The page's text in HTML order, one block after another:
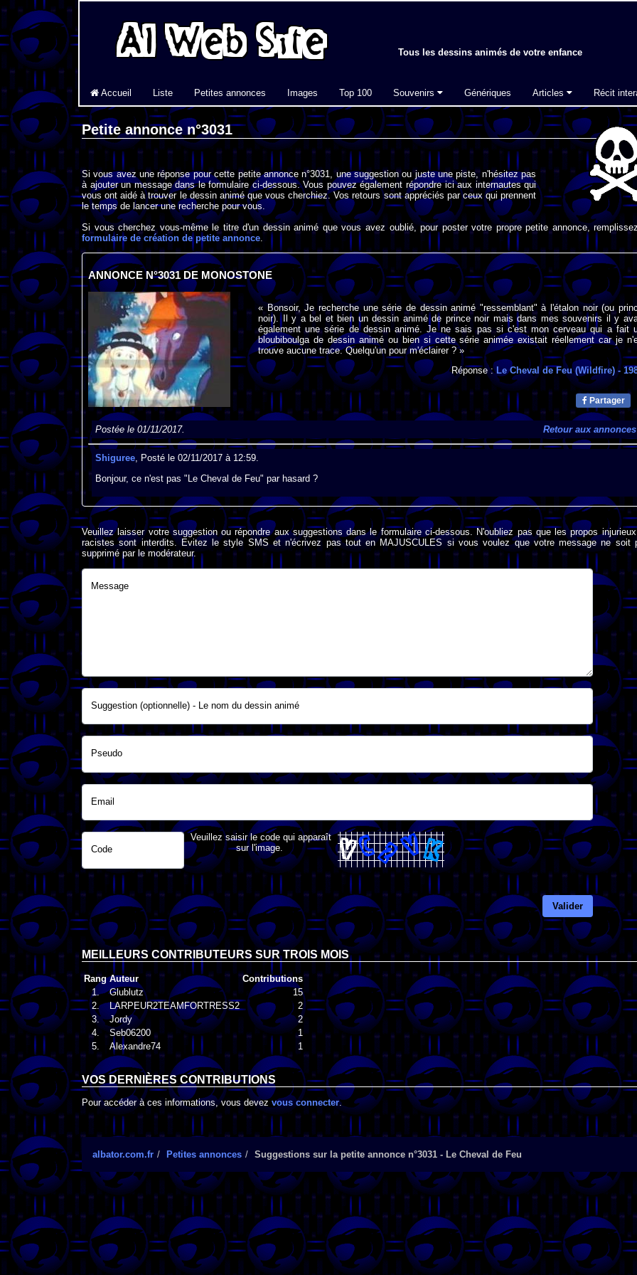
Tous les dessins animés de votre enfance
Accueil Liste Petites annonces Images Top 100 Souvenirs Génériques Articles Récit
Petite annonce n°3031
Si vous avez une réponse pour cette petite annonce n°3031, une suggestion ou juste une piste, n'hésitez pas
à ajouter un message dans le formulaire ci-dessous. Vous pouvez également répondre ici aux internautes qui
vous ont aidé à trouver le dessin animé que vous cherchiez. Vos retours sont appréciés par ceux qui prennent
le temps de lancer une recherche pour vous.
Si vous cherchez vous-même le titre d'un dessin animé que vous avez oublié, pour poster votre propre petite annonce,
formulaire de création de petite annonce.
ANNONCE N°3031 DE MONOSTONE
« Bonsoir, Je recherche une série de dessin animé "ressemblant" à l'étalon noir (ou
noir). Il y a bel et bien un dessin animé de prince noir mais dans mes souvenirs il y
également une série de dessin animé. Je ne sais pas si c'est mon cerveau qui a fait
bloubiboulga de dessin animé ou bien si cette série animée existait réellement car je
trouve aucune trace. Quelqu'un pour m'éclairer ? »
Réponse : Le Cheval de Feu (Wildfire)-
Partager
Postée le 01/11/2017. Retour aux annonces
Shiguree, Posté le 02/11/2017 à 12:59.
Bonjour, ce n'est pas "Le Cheval de Feu" par hasard ?
Veuillez laisser votre suggestion ou répondre aux suggestions dans le formulaire ci-dessous. N'oubliez pas que les propos
racistes sont interdits. Evitez le style SMS et n'écrivez pas tout en MAJUSCULES si vous voulez que votre message ne soit
supprimé par le modérateur.
Message
Suggestion (optionnelle) - Le nom du dessin animé
Pseudo
Email
Code
Veuillez saisir le code qui apparaît
sur l'image.
Valider
MEILLEURS CONTRIBUTEURS SUR TROIS MOIS
Rang Auteur
Contributions
1.
Glublutz
15
2.
LARPEUR2TEAMFORTRESS2
2
3.
Jordy
2
4.
Seb06200
1
5.
Alexandre74 1
VOS DERNIÈRES CONTRIBUTIONS
Pour accéder à ces informations, vous devezvous connecter.
albator.com.fr Petites annonces Suggestions sur la petite annonce n°3031 - Le Cheval de Feu